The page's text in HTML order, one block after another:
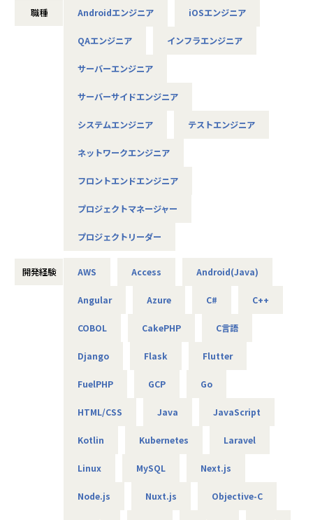
現在は要件定義や設計、実装といった工程にも挑戦していま
月一で面談を行ってくれるため、やりたいことや自分の頑張
りがちゃんと反映されるところが
アルテニアの良さです。
転職前の会社の社長が代わり、会社の方針と私のエンジニア
相違が出てきてしまったため転職しました。
げるといった営業の役割も
しかなかったため、
増えるところは
会社の規定に準ずる
＜主なNW案件事例＞
使用機器：Cisco、FortiGate、Palo Alto、F5 BIG-IP など
主な業務：要件整理、検証、リリース計画の策定
主な業務：ポリシー改善、ログ分析、運用改善提案
-- データセンタ移設に伴うサーバ基盤リプレース案件 --
担当工程：基本設計、運用設計、詳細設計、構築、テスト、
担当者：30台前半、男性、入社1年目
-- 金融システムインフラ開発 --
担当工程：基本設計、運用設計、詳細設計、構築、テスト、
担当者：20台後半、男性、入社1年目
-- 官公庁向けインフラ開発 --
使用スキル：VMware、Windows、Linux
2026年1月1日）
5290）
■健康経営優良法人2025（中小規模法人部
門）認定
■健康優良企業認定証 銀の認定（認定期間：
・ システム要件定義・設計（上流）SE
※ご志向・ご希望に応じて、プロジェクトを決定します
を前提としています。
■魅力ポイント
地域愛採用を行っているため、基本的にご自宅から通える
家族と一緒に過ごすことができ、好きな地域で安心して働
基本給で勝負している会社です！技術手当等で大きく見せ
ることをしておりません。
昇給は、基本給を上げていくため、賞与や残業代も必然的
スタンバイ期間は、しっかりJ-collegeにて研修を準備。
して放置しない会社です。
（AIエンジニアコース/IT パスポート試験+基本情報技術者試
1ヵ月半～2ヵ月に1度のペースで営業担当による技術者へ
不満・不安をヒアリングすると同時に、自分が歩んでいき
職種 Androidエンジニア iOSエンジニア
QAエンジニア インフラエンジニア
サーバーエンジニア
サーバーサイドエンジニア
システムエンジニア テストエンジニア
ネットワークエンジニア
フロントエンドエンジニア
プロジェクトマネージャー
プロジェクトリーダー
開発経験 AWS Access Android(Java)
Angular Azure C# C++
COBOL CakePHP C言語
Django Flask Flutter
FuelPHP GCP Go
HTML/CSS Java JavaScript
Kotlin Kubernetes Laravel
Linux MySQL Next.js
Node.js Nuxt.js Objective-C